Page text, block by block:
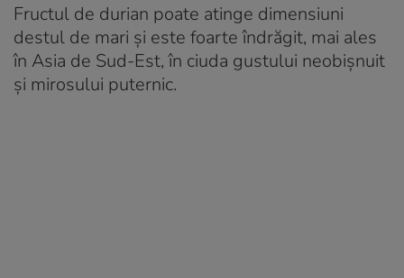
Fructul de durian poate atinge dimensiuni
destul de mari și este foarte îndrăgit, mai ales
în Asia de Sud-Est, în ciuda gustului neobișnuit
și mirosului puternic.